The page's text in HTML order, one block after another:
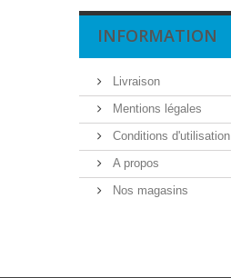
INFORMATION
Livraison
Mentions légales
Conditions d'utilisation
A propos
Nos magasins